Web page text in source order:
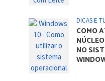
DICAS E
COMO
NO